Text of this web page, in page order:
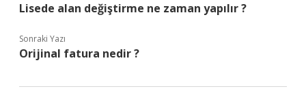
Lisede alan değiştirme ne zaman yapılır ?
Sonraki Yazı
Orijinal fatura nedir ?